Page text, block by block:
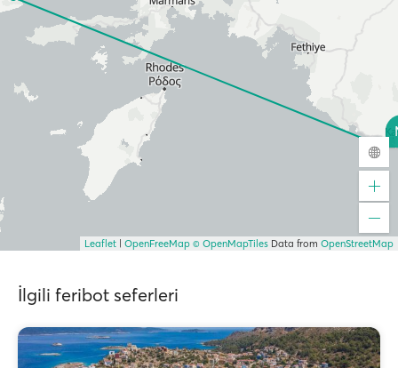
Leaflet OpenFreeMap © OpenMapTiles Data from OpenStreetMap
İlgili feribot seferleri